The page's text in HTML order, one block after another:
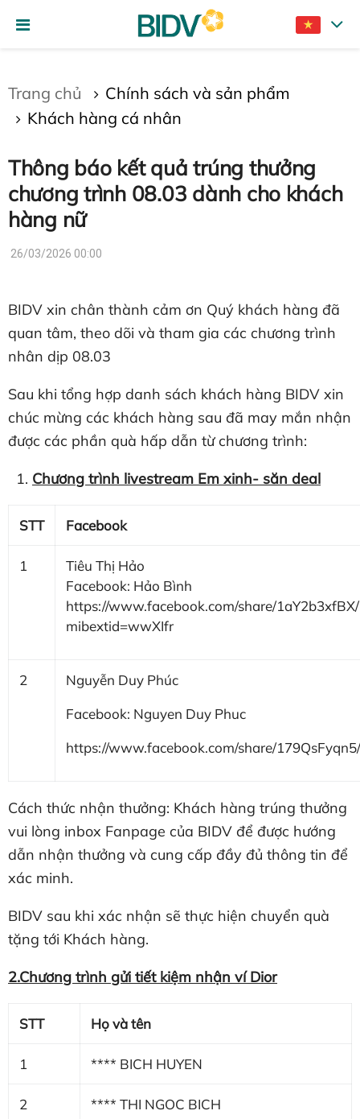
Trang chủ
Chính sách và sản phẩm
Khách hàng cá nhân
Thông báo kết quả trúng thưởng
chương trình 08.03 dành cho khách
hàng nữ
26/03/2026 00:00
BIDV xin chân thành cảm ơn Quý khách hàng đã
quan tâm, theo dõi và tham gia các chương trình
nhân dịp 08.03
Sau khi tổng hợp danh sách khách hàng BIDV xin
chúc mừng các khách hàng sau đã may mắn nhận
được các phần quà hấp dẫn từ chương trình:
Chương trình livestream Em xinh- săn deal
STT Facebook
1
Tiêu Thị Hảo
Facebook: Hảo Bình
https://www.facebook.com/share/
mibextid=wwXIfr
2 Nguyễn Duy Phúc
Facebook: Nguyen Duy Phuc
https://www.facebook.com/share/179QsFyqn5/
Cách thức nhận thưởng: Khách hàng trúng thưởng
vui lòng inbox Fanpage của BIDV để được hướng
dẫn nhận thưởng và cung cấp đầy đủ thông tin để
xác minh.
BIDV sau khi xác nhận sẽ thực hiện chuyển quà
tặng tới Khách hàng.
2.Chương trình gửi tiết kiệm nhận ví Dior
STT Họ và tên
1 **** BICH HUYEN
2 **** THI NGOC BICH
Gửi bình luận